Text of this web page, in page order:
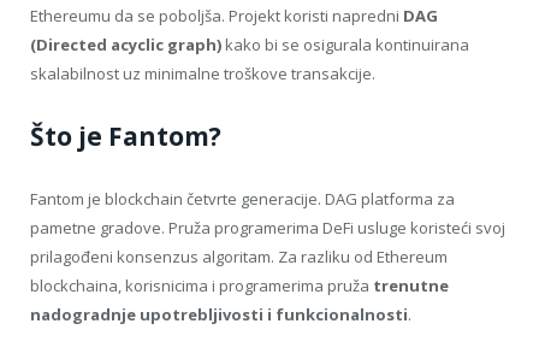
Ethereumu da se poboljša. Projekt koristi napredni DAG
(Directed acyclic graph) kako bi se osigurala kontinuirana
skalabilnost uz minimalne troškove transakcije.
Što je Fantom?
Fantom je blockchain četvrte generacije. DAG platforma za
pametne gradove. Pruža programerima DeFi usluge koristeći svoj
prilagođeni konsenzus algoritam. Za razliku od Ethereum
blockchaina, korisnicima i programerima pruža trenutne
nadogradnje upotrebljivosti i funkcionalnosti.